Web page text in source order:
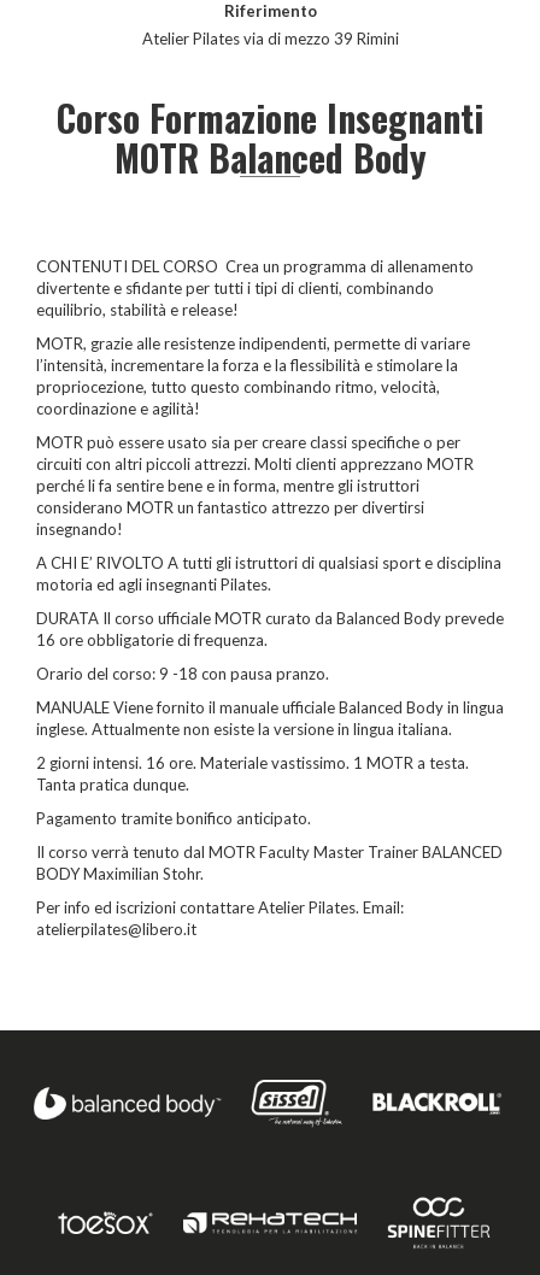
Riferimento
Atelier Pilates via di mezzo 39 Rimini
Corso Formazione Insegnanti
MOTR Balanced Body
CONTENUTI DEL CORSO Crea un programma di allenamento
divertente e sfidante per tutti i tipi di clienti, combinando
equilibrio, stabilità e release!
MOTR, grazie alle resistenze indipendenti, permette di variare
l’intensità, incrementare la forza e la flessibilità e stimolare la
propriocezione, tutto questo combinando ritmo, velocità,
coordinazione e agilità!
MOTR può essere usato sia per creare classi specifiche o per
circuiti con altri piccoli attrezzi. Molti clienti apprezzano MOTR
perché li fa sentire bene e in forma, mentre gli istruttori
considerano MOTR un fantastico attrezzo per divertirsi
insegnando!
A CHI E’ RIVOLTO A tutti gli istruttori di qualsiasi sport e disciplina
motoria ed agli insegnanti Pilates.
DURATA Il corso ufficiale MOTR curato da Balanced Body prevede
16 ore obbligatorie di frequenza.
Orario del corso: 9 -18 con pausa pranzo.
MANUALE Viene fornito il manuale ufficiale Balanced Body in lingua
inglese. Attualmente non esiste la versione in lingua italiana.
2 giorni intensi. 16 ore. Materiale vastissimo. 1 MOTR a testa.
Tanta pratica dunque.
Pagamento tramite bonifico anticipato.
Il corso verrà tenuto dal MOTR Faculty Master Trainer BALANCED
BODY Maximilian Stohr.
Per info ed iscrizioni contattare Atelier Pilates. Email:
atelierpilates@libero.it